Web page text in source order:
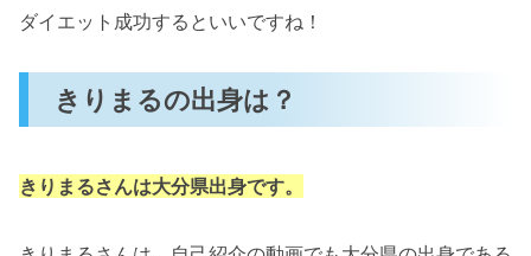
ダイエット成功するといいですね！
きりまるの出身は？
きりまるさんは大分県出身です。